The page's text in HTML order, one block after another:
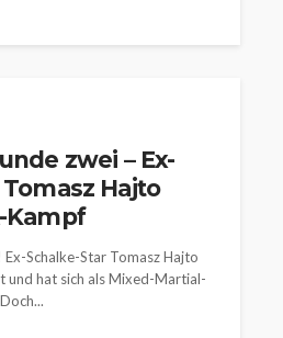
zwei – Ex-
Hajto
Kampf
Schalke-Star Tomasz Hajto
und hat sich als Mixed-Martial-